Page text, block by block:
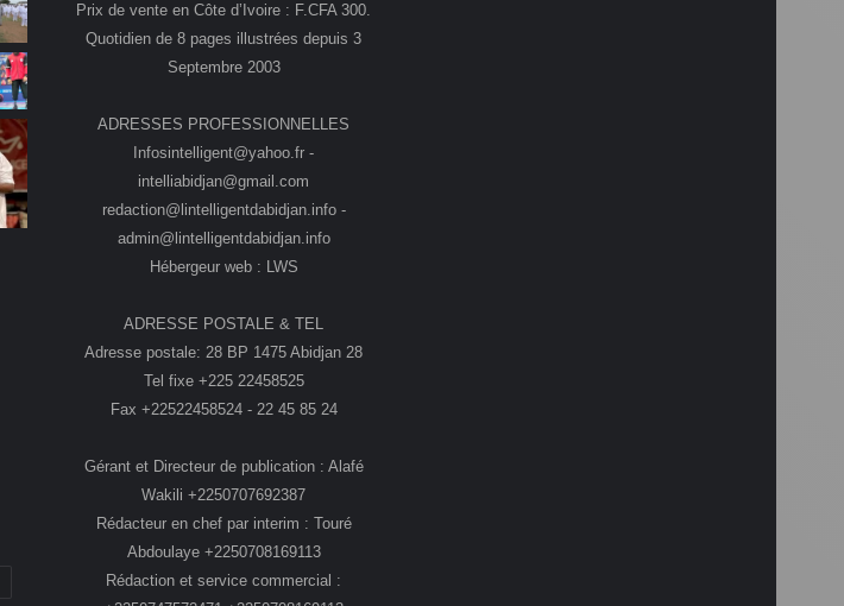
Prix de vente en Côte d’Ivoire : F.CFA 300.
Quotidien de 8 pages illustrées depuis 3
Septembre 2003
ADRESSES PROFESSIONNELLES
Infosintelligent@yahoo.fr -
intelliabidjan@gmail.com
redaction@lintelligentdabidjan.info -
admin@lintelligentdabidjan.info
Hébergeur web : LWS
ADRESSE POSTALE & TEL
Adresse postale: 28 BP 1475 Abidjan 28
Tel fixe +225 22458525
Fax +22522458524 - 22 45 85 24
Gérant et Directeur de publication : Alafé
Wakili +2250707692387
Rédacteur en chef par interim : Touré
Abdoulaye +2250708169113
Rédaction et service commercial :